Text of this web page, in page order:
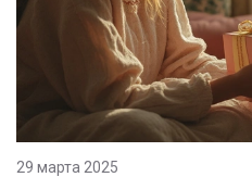
29 марта 2025